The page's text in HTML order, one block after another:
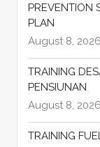
PREVENTION
PLAN
August 8, 2026
TRAINING
PENSIUNAN
August 8, 2026
TRAINING